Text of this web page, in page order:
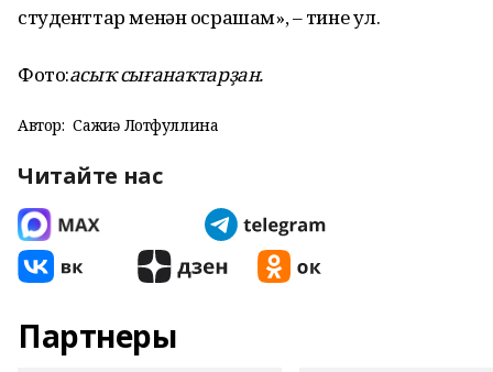
студенттар менән осрашам», – тине ул.
Фото:асыҡ сығанаҡтарҙан.
Автор: Сажиҙә Лотфуллина
Читайте нас
Партнеры